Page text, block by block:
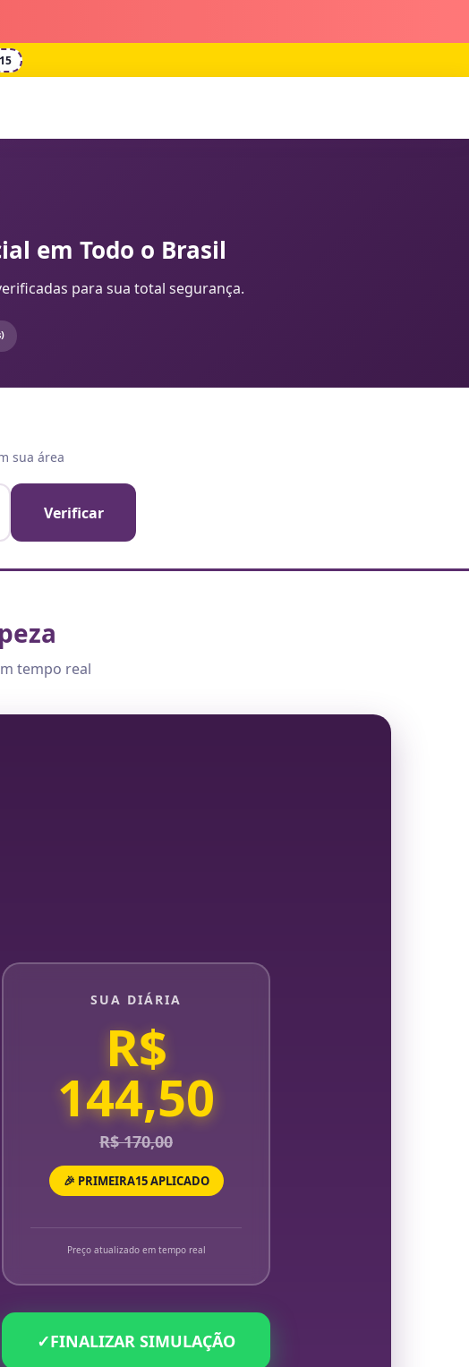
em Todo o Brasil
para sua total segurança.
sua área
Verificar
tempo real
SUA DIÁRIA
R$
144,50
R$ 170,00
🎉 PRIMEIRA15 APLICADO
Preço atualizado em tempo real
✓FINALIZAR SIMULAÇÃO